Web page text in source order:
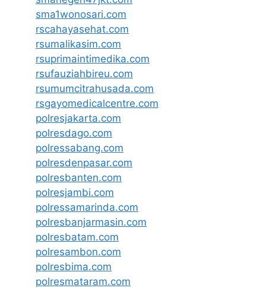
sma1wonosari.com
rscahayasehat.com
rsumalikasim.com
rsuprimaintimedika.com
rsufauziahbireu.com
rsumumcitrahusada.com
rsgayomedicalcentre.com
polresjakarta.com
polresdago.com
polressabang.com
polresdenpasar.com
polresbanten.com
polresjambi.com
polressamarinda.com
polresbanjarmasin.com
polresbatam.com
polresambon.com
polresbima.com
polresmataram.com